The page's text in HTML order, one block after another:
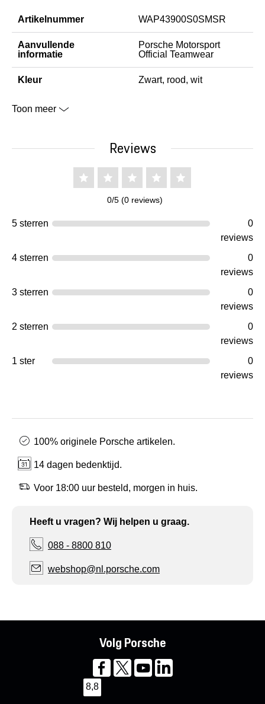
Artikelnummer WAP43900S0SMSR
Aanvullende
informatie
Porsche Motorsport
Official Teamwear
Kleur Zwart, rood, wit
Toon meer
Reviews
0/5 (0 reviews)
5 sterren
0
reviews
4 sterren
0
reviews
3 sterren
0
reviews
2 sterren
0
reviews
1 ster
0
reviews
100% originele Porsche artikelen.
14 dagen bedenktijd.
Voor 18:00 uur besteld, morgen in huis.
Heeft u vragen? Wij helpen u graag.
088 - 8800 810
webshop@nl.porsche.com
Volg Porsche
8,8